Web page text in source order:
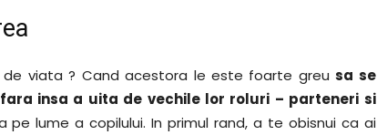
viata ? Cand acestora le este foarte greusa se
insa a uita de vechile lor roluri – parteneri si
lume a copilului. In primul rand, a te obisnui ca ai